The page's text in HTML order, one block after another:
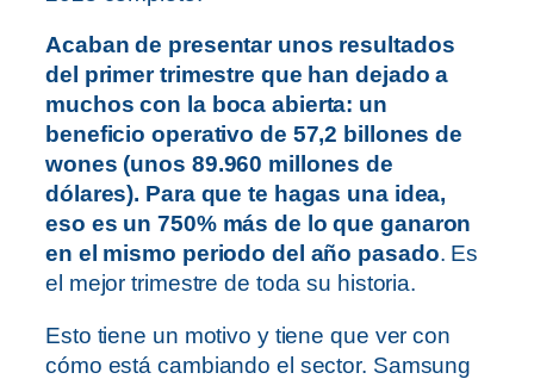
Acaban de presentar unos resultados
del primer trimestre que han dejado a
muchos con la boca abierta: un
beneficio operativo de 57,2 billones de
wones (unos 89.960 millones de
dólares). Para que te hagas una idea,
eso es un 750% más de lo que ganaron
en el mismo periodo del año pasado. Es
el mejor trimestre de toda su historia.
Esto tiene un motivo y tiene que ver con
cómo está cambiando el sector. Samsung